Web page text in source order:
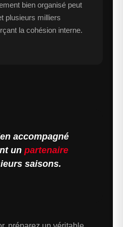
bien organisé peut
plusieurs milliers
la cohésion interne.
accompagné
un partenaire
saisons.